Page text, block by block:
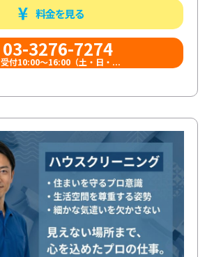
料金を見る
03-3276-7274
受付10:00〜16:00（土・日・...